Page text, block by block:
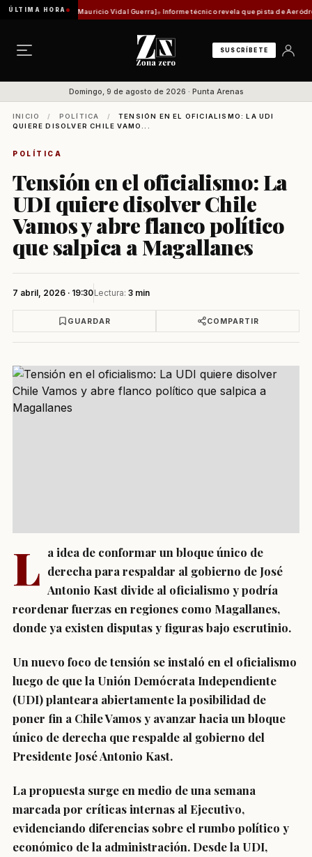
ÚLTIMA HORA
[Por Mauricio Vidal Guerra] Informe técnico revela que pista de Aeródromo de
SUSCRÍBETE
Domingo, 9 de agosto de 2026 · Punta Arenas
INICIO / POLÍTICA /
TENSIÓN EN EL OFICIALISMO: LA UDI
QUIERE DISOLVER CHILE VAMO...
POLÍTICA
Tensión en el oficialismo: La
UDI quiere disolver Chile
Vamos y abre flanco político
que salpica a Magallanes
7 abril, 2026 · 19:30Lectura: 3 min
GUARDAR COMPARTIR
L a idea de conformar un bloque único de
derecha para respaldar al gobierno de José
Antonio Kast divide al oficialismo y podría
reordenar fuerzas en regiones como Magallanes,
donde ya existen disputas y figuras bajo escrutinio.
Un nuevo foco de tensión se instaló en el oficialismo
luego de que la Unión Demócrata Independiente
(UDI) planteara abiertamente la posibilidad de
poner fin a Chile Vamos y avanzar hacia un bloque
único de derecha que respalde al gobierno del
Presidente José Antonio Kast.
La propuesta surge en medio de una semana
marcada por críticas internas al Ejecutivo,
evidenciando diferencias sobre el rumbo político y
económico de la administración. Desde la UDI,